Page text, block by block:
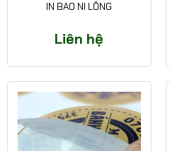
IN BAO NI LÔNG
Liên hệ